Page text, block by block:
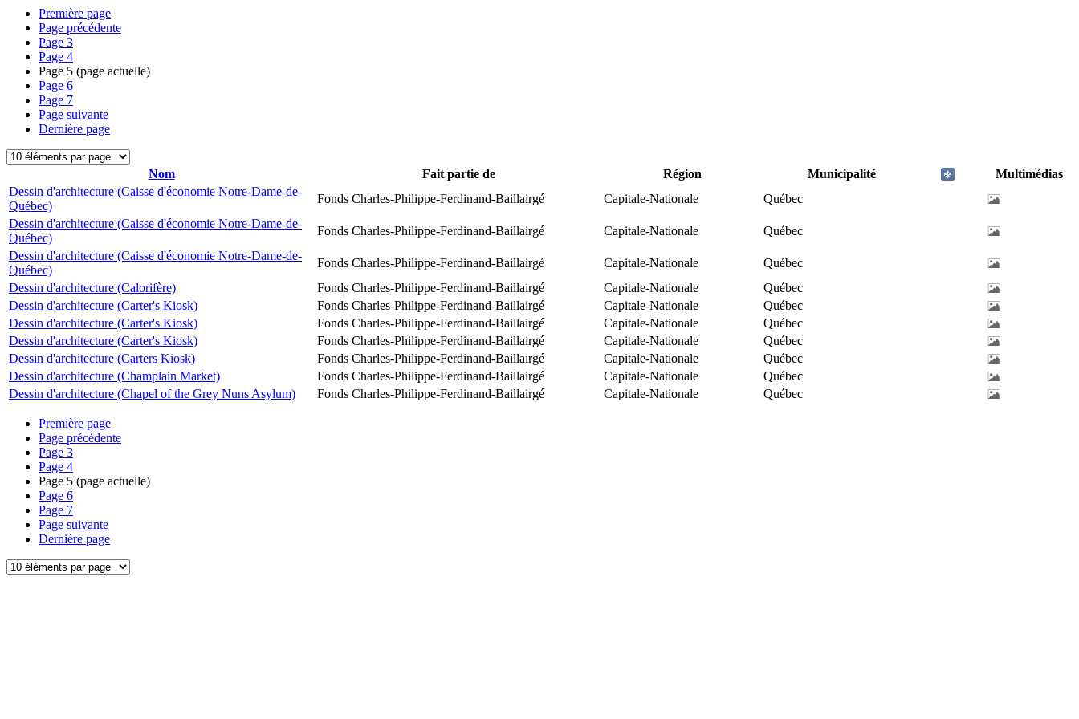
Première page
Page précédente
Page 3
Page 4
Page 5 (page actuelle)
Page 6
Page 7
Page suivante
Dernière page
Nom Fait partie de Région Municipalité
Multimédias
Dessin d'architecture (Caisse d'économie Notre-Dame-de-
Québec)
Fonds Charles-Philippe-Ferdinand-Baillairgé Capitale-Nationale
Québec
Dessin d'architecture (Caisse d'économie Notre-Dame-de-
Québec)
Fonds Charles-Philippe-Ferdinand-Baillairgé Capitale-Nationale
Québec
Dessin d'architecture (Caisse d'économie Notre-Dame-de-
Québec)
Fonds Charles-Philippe-Ferdinand-Baillairgé Capitale-Nationale
Québec
Dessin d'architecture (Calorifère)
Fonds Charles-Philippe-Ferdinand-Baillairgé Capitale-Nationale
Québec
Dessin d'architecture (Carter's Kiosk)
Fonds Charles-Philippe-Ferdinand-Baillairgé Capitale-Nationale
Québec
Dessin d'architecture (Carter's Kiosk)
Fonds Charles-Philippe-Ferdinand-Baillairgé Capitale-Nationale
Québec
Dessin d'architecture (Carter's Kiosk)
Fonds Charles-Philippe-Ferdinand-Baillairgé Capitale-Nationale
Québec
Dessin d'architecture (Carters Kiosk)
Fonds Charles-Philippe-Ferdinand-Baillairgé Capitale-Nationale
Québec
Dessin d'architecture (Champlain Market)
Fonds Charles-Philippe-Ferdinand-Baillairgé Capitale-Nationale
Québec
Dessin d'architecture (Chapel of the Grey Nuns Asylum)
Fonds Charles-Philippe-Ferdinand-Baillairgé Capitale-Nationale Québec
Première page
Page précédente
Page 3
Page 4
Page 5 (page actuelle)
Page 6
Page 7
Page suivante
Dernière page